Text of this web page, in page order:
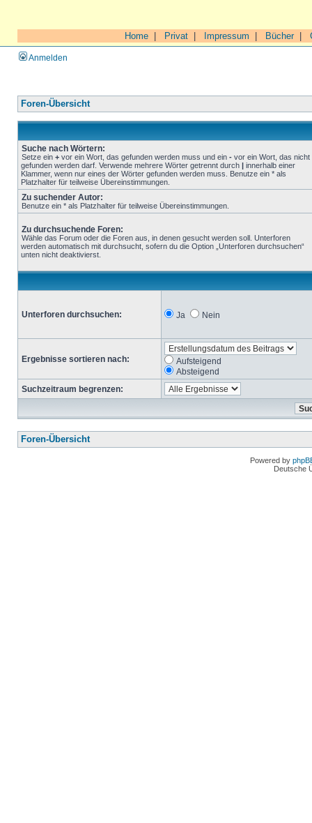
Home Privat Impressum Bücher|
Anmelden
Foren-Übersicht
Suche nach Wörtern:
Setze ein + vor ein Wort, das gefunden werden muss und ein - vor ein Wort, das nicht
gefunden werden darf. Verwende mehrere Wörter getrennt durch | innerhalb einer
Klammer, wenn nur eines der Wörter gefunden werden muss. Benutze ein * als
Platzhalter für teilweise Übereinstimmungen.
Zu suchender Autor:
Benutze ein * als Platzhalter für teilweise Übereinstimmungen.
Zu durchsuchende Foren:
Wähle das Forum oder die Foren aus, in denen gesucht werden soll. Unterforen
werden automatisch mit durchsucht, sofern du die Option „Unterforen durchsuchen“
unten nicht deaktivierst.
Unterforen durchsuchen: Ja Nein
Ergebnisse sortieren nach:
Aufsteigend
Absteigend
Suchzeitraum begrenzen:
Foren-Übersicht
Powered by
Deutsche